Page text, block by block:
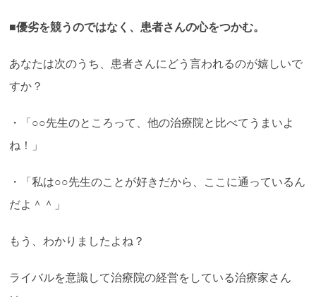
■優劣を競うのではなく、患者さんの心をつかむ。
あなたは次のうち、患者さんにどう言われるのが嬉しいで
すか？
・「○○先生のところって、他の治療院と比べてうまいよ
ね！」
・「私は○○先生のことが好きだから、ここに通っているん
だよ＾＾」
もう、わかりましたよね？
ライバルを意識して治療院の経営をしている治療家さん